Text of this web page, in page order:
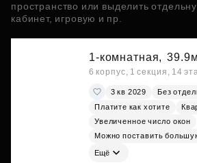
пространство или выделить
кабинет, игровую и пр.
1-комнатная,
6 корпус, 1 секция, 14
3 кв 2029
Без
Платите как хотите
Увеличенное число окон
Можно поставить
Ещё